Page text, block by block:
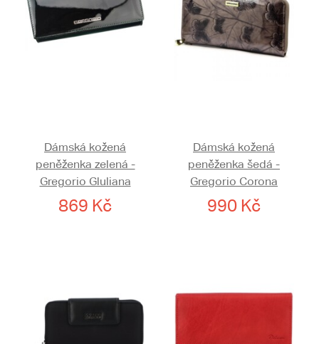
Dámská kožená
peněženka zelená -
Gregorio Gluliana
869 Kč
Dámská kožená
peněženka šedá -
Gregorio Corona
990 Kč